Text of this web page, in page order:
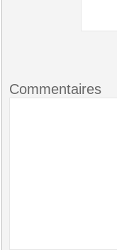
Commentaires